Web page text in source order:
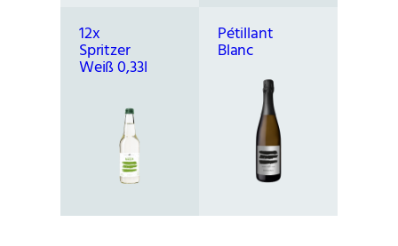
12x
Spritzer
Weiß 0,33l
Pétillant
Blanc